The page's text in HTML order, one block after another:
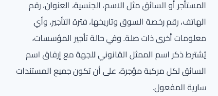
المستأجر أو السائق مثل الاسم، الجنسية، العنوان، رقم
الهاتف، رقم رخصة السوق وتاريخها، فترة التأجير، وأي
معلومات أخرى ذات صلة. وفي حالة تأجير المؤسسات،
يُشترط ذكر اسم الممثل القانوني للجهة مع إرفاق اسم
السائق لكل مركبة مؤجرة، على أن تكون جميع المستندات
سارية المفعول.